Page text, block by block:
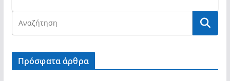
Πρόσφατα άρθρα